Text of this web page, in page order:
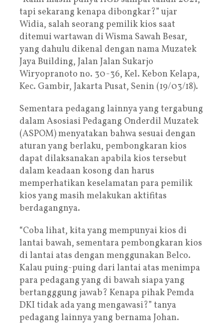
tapi sekarang kenapa dibongkar?” ujar
Widia, salah seorang pemilik kios saat
ditemui wartawan di Wisma Sawah Besar,
yang dahulu dikenal dengan nama Muzatek
Jaya Building, Jalan Jalan Sukarjo
Wiryopranoto no. 30-36, Kel. Kebon Kelapa,
Kec. Gambir, Jakarta Pusat, Senin (19/03/18).
Sementara pedagang lainnya yang tergabung
dalam Asosiasi Pedagang Onderdil Muzatek
(ASPOM) menyatakan bahwa sesuai dengan
aturan yang berlaku, pembongkaran kios
dapat dilaksanakan apabila kios tersebut
dalam keadaan kosong dan harus
memperhatikan keselamatan para pemilik
kios yang masih melakukan aktifitas
berdagangnya.
“Coba lihat, kita yang mempunyai kios di
lantai bawah, sementara pembongkaran kios
di lantai atas dengan menggunakan Belco.
Kalau puing-puing dari lantai atas menimpa
para pedagang yang di bawah siapa yang
bertangggung jawab? Kenapa pihak Pemda
DKI tidak ada yang mengawasi?” tanya
pedagang lainnya yang bernama Johan.